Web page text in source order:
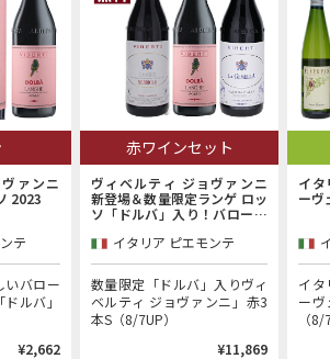
ァンニ
2023
テ
いバロー
ルバ」
¥2,662
赤ワインセット
ヴィベルティ ジョヴァンニ
新登場＆数量限定ランゲ ロッ
ソ「ドルバ」入り！バローロ
産者「ヴィベルティ ジョヴァ
ンニ」赤3本セット
イタリア ピエモンテ
数量限定「ドルバ」入りヴィ
ベルティ ジョヴァンニ」赤3
本S（8/7UP）
¥11,869
イタ
ーヴ
イタ
ー
（